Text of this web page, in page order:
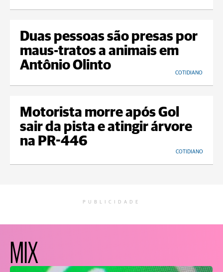
Duas pessoas são presas por
maus-tratos a animais em
Antônio Olinto
COTIDIANO
Motorista morre após Gol
sair da pista e atingir árvore
na PR-446
COTIDIANO
PUBLICIDADE
MIX